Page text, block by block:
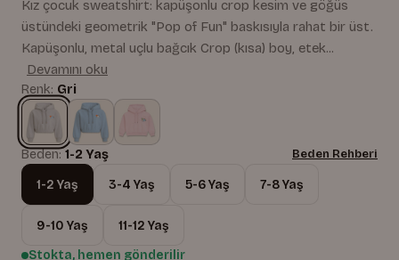
Kız çocuk sweatshirt: kapüşonlu crop kesim ve göğüs
üstündeki geometrik "Pop of Fun" baskısıyla rahat bir üst.
Kapüşonlu, metal uçlu bağcık Crop (kısa) boy, etek...
Devamını oku
Renk: Gri
Beden: 1-2 Yaş Beden Rehberi
1-2 Yaş 3-4 Yaş 5-6 Yaş 7-8 Yaş
9-10 Yaş
11-12 Yaş
Stokta, hemen gönderilir